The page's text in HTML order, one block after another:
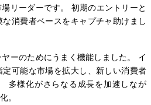
リーダーです。 初期のエントリーと
消費者ベースをキャプチャ助けまし
ーのためにうまく機能しました。 イ
定可能な市場を拡大し、新しい消費者
多様化がさらなる成長を加速しなが
。